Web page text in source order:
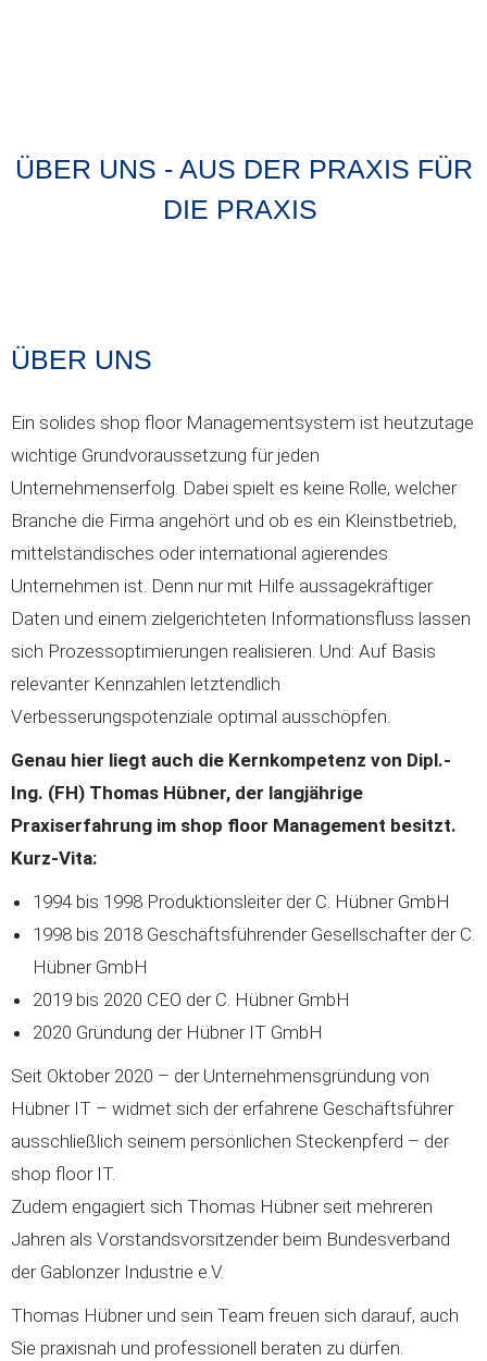
ÜBER UNS - AUS DER PRAXIS FÜR
DIE PRAXIS ​
ÜBER UNS
Ein solides shop floor Managementsystem ist heutzutage
wichtige Grundvoraussetzung für jeden
Unternehmenserfolg. Dabei spielt es keine Rolle, welcher
Branche die Firma angehört und ob es ein Kleinstbetrieb,
mittelständisches oder international agierendes
Unternehmen ist. Denn nur mit Hilfe aussagekräftiger
Daten und einem zielgerichteten Informationsfluss lassen
sich Prozessoptimierungen realisieren. Und: Auf Basis
relevanter Kennzahlen letztendlich
Verbesserungspotenziale optimal ausschöpfen.
Genau hier liegt auch die Kernkompetenz von Dipl.-
Ing. (FH) Thomas Hübner, der langjährige
Praxiserfahrung im shop floor Management besitzt.
Kurz-Vita:
1994 bis 1998 Produktionsleiter der C. Hübner GmbH
1998 bis 2018 Geschäftsführender Gesellschafter der C.
Hübner GmbH
2019 bis 2020 CEO der C. Hübner GmbH
2020 Gründung der Hübner IT GmbH
Seit Oktober 2020 – der Unternehmensgründung von
Hübner IT – widmet sich der erfahrene Geschäftsführer
ausschließlich seinem persönlichen Steckenpferd – der
shop floor IT.
Zudem engagiert sich Thomas Hübner seit mehreren
Jahren als Vorstandsvorsitzender beim Bundesverband
der Gablonzer Industrie e.V.
Thomas Hübner und sein Team freuen sich darauf, auch
Sie praxisnah und professionell beraten zu dürfen.